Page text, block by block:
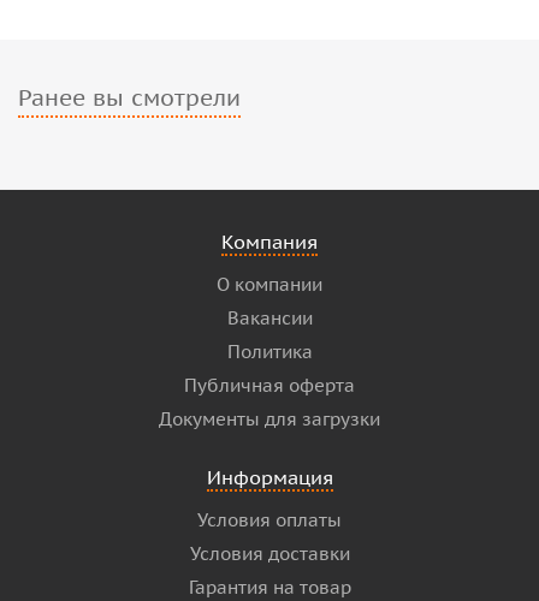
Ранее вы смотрели
Компания
О компании
Вакансии
Политика
Публичная оферта
Документы для загрузки
Информация
Условия оплаты
Условия доставки
Гарантия на товар